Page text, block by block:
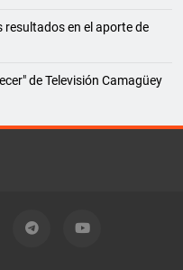
resultados en el aporte de
de Televisión Camagüey